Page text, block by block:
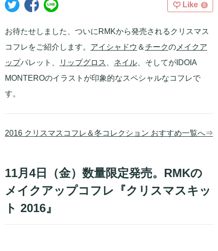
Like 6
お待たせしました、ついにRMKから発売されるクリスマス
コフレをご紹介します。 アイシャドウ ＆チークのメイクア
ップパレット、 リップグロス ネイル、そしてがIDOIA
MONTEROのイラストが印象的なスペシャルなコフレで
す。
2016 クリスマスコフレ＆冬コレクション おすすめ一覧へ⇒
11月4日（金）数量限定発売。RMKの
メイクアップコフレ『クリスマスキッ
ト 2016』